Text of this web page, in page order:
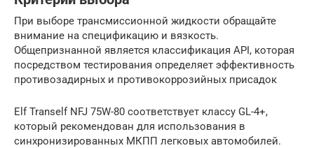
При выборе трансмиссионной жидкости обращайте
внимание на спецификацию и вязкость.
Общепризнанной является классификация API, которая
посредством тестирования определяет эффективность
противозадирных и противокоррозийных присадок
Elf Tranself NFJ 75W-80 соответствует классу GL-4+,
который рекомендован для использования в
синхронизированных МКПП легковых автомобилей.